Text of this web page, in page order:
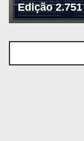
Edição 2.751